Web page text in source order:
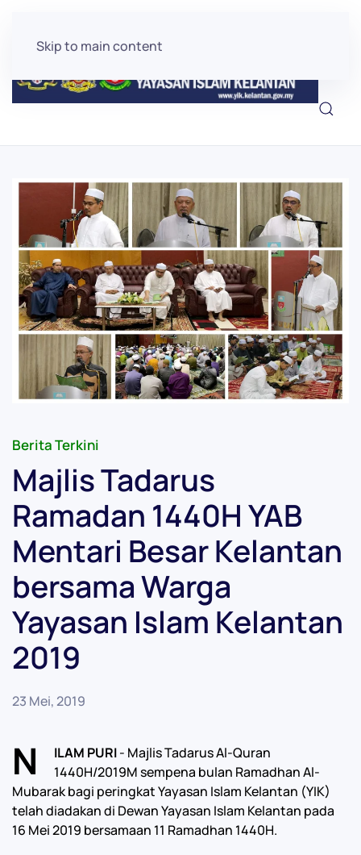
Skip to main content
Berita Terkini
Majlis Tadarus
Ramadan 1440H YAB
Mentari Besar Kelantan
bersama Warga
Yayasan Islam Kelantan
2019
23 Mei, 2019
N ILAM PURI- Majlis Tadarus Al-Quran
1440H/2019M sempena bulan Ramadhan Al-
Mubarak bagi peringkat Yayasan Islam Kelantan (YIK)
telah diadakan di Dewan Yayasan Islam Kelantan pada
16 Mei 2019 bersamaan 11 Ramadhan 1440H.